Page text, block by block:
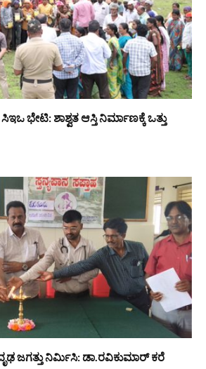
ಭೇಟಿ: ಶಾಶ್ವತ ಆಸ್ತಿ ನಿರ್ಮಾಣಕ್ಕೆ ಒತ್ತು
ಜಗತ್ತು ನಿರ್ಮಿಸಿ: ಡಾ.ರವಿಕುಮಾರ್ ಕರೆ